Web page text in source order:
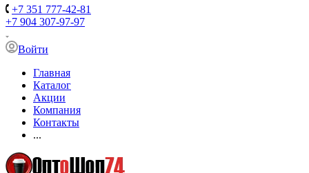
+7 351 777-42-81
+7 904 307-97-97
Войти
Главная
Каталог
Акции
Компания
Контакты
...